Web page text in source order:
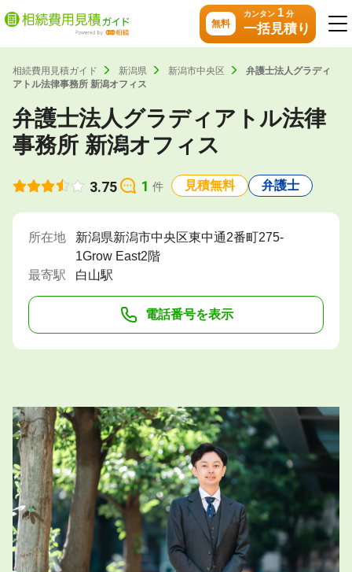
無料
カンタン 1分
一括見積り
相続費用見積ガイド 新潟県 新潟市中央区
弁護士法人グラディ
アトル法律事務所 新潟オフィス
弁護士法人グラディアトル法律
事務所 新潟オフィス
3.75 1 件 見積無料 弁護士
所在地
新潟県新潟市中央区東中通2番町275-
1Grow East2階
最寄駅
白山駅
電話番号を表示